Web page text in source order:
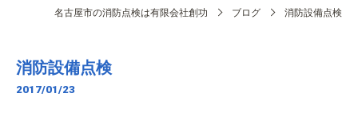
名古屋市の消防点検は有限会社創功 ブログ 消防設備点検
消防設備点検
2017/01/23